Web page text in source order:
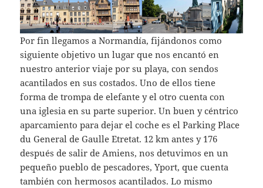
Por fin llegamos a Normandía, fijándonos como
siguiente objetivo un lugar que nos encantó en
nuestro anterior viaje por su playa, con sendos
acantilados en sus costados. Uno de ellos tiene
forma de trompa de elefante y el otro cuenta con
una iglesia en su parte superior. Un buen y céntrico
aparcamiento para dejar el coche es el Parking Place
du General de Gaulle Etretat. 12 km antes y 176
después de salir de Amiens, nos detuvimos en un
pequeño pueblo de pescadores, Yport, que cuenta
también con hermosos acantilados. Lo mismo